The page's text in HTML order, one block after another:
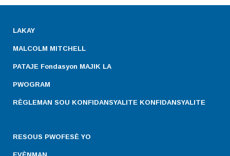
LAKAY
MALCOLM MITCHELL
PATAJE Fondasyon MAJIK LA
PWOGRAM
RÈGLEMAN SOU KONFIDANSYALITE KONFIDANSYALITE
RESOUS PWOFESÈ YO